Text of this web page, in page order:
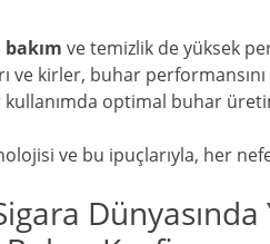
ve temizlik de yüksek
ve kirler, buhar
optimal buhar
ve bu ipuçlarıyla, her